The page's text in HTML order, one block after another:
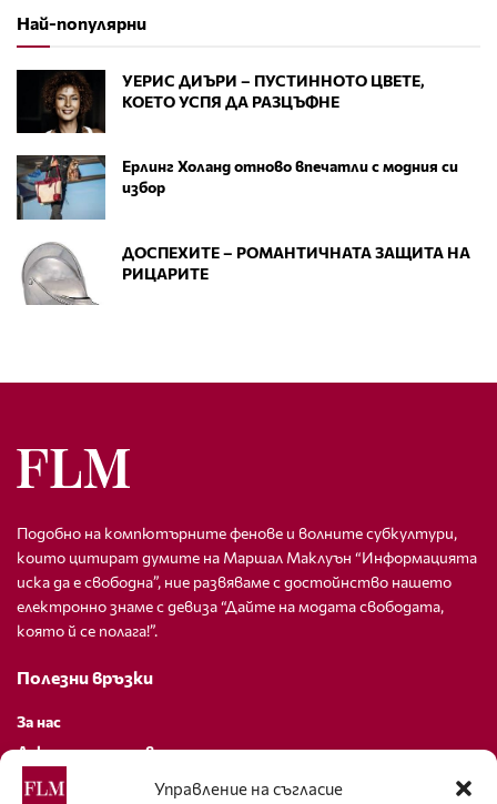
Управление на съгласие
Най-популярни
УЕРИС ДИЪРИ – ПУСТИННОТО ЦВЕТЕ,
КОЕТО УСПЯ ДА РАЗЦЪФНЕ
Ерлинг Холанд отново впечатли с модния си
избор
ДОСПЕХИТЕ – РОМАНТИЧНАТА ЗАЩИТА НА
РИЦАРИТЕ
Подобно на компютърните фенове и волните субкултури,
които цитират думите на Маршал Маклуън “Информацията
иска да е свободна”, ние развяваме с достойнство нашето
електронно знаме с девиза “Дайте на модата свободата,
която й се полага!”.
Полезни връзки
За нас
Декларация за поверителност
Политика за бисквитки